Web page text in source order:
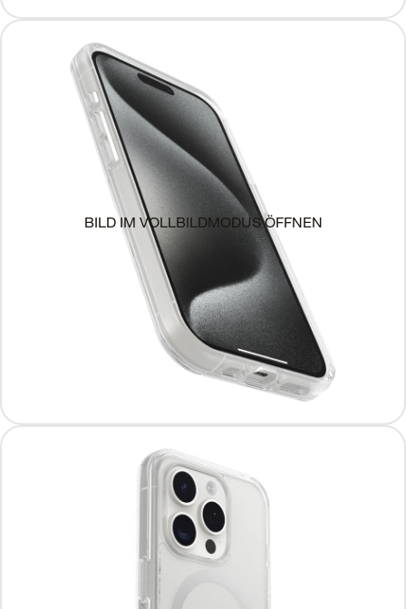
BILD IM VOLLBILDMODUS ÖFFNEN